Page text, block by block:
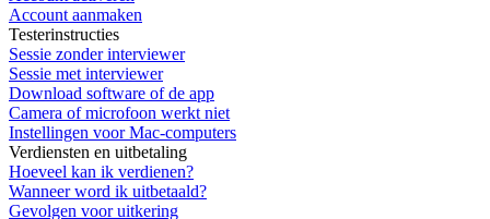
Account aanmaken
Testerinstructies
Sessie zonder interviewer
Sessie met interviewer
Download software of de app
Camera of microfoon werkt niet
Instellingen voor Mac-computers
Verdiensten en uitbetaling
Hoeveel kan ik verdienen?
Wanneer word ik uitbetaald?
Gevolgen voor uitkering